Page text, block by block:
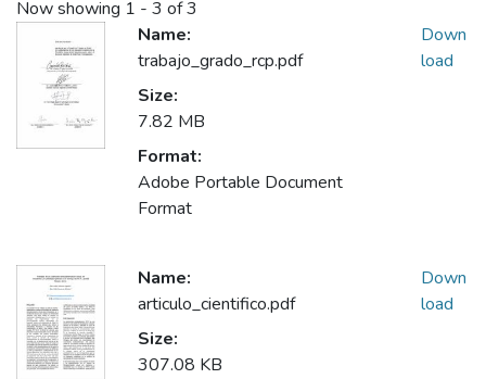
Now showing 1 - 3 of 3
Name:
trabajo_grado_rcp.pdf
Size:
7.82 MB
Format:
Adobe Portable Document
Format
Down
load
Name:
articulo_cientifico.pdf
Size:
307.08 KB
Down
load